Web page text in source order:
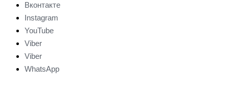
Вконтакте
Instagram
YouTube
Viber
Viber
WhatsApp